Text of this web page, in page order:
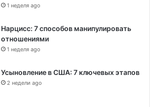
1 неделя ago
Нарцисс: 7 способов манипулировать
отношениями
1 неделя ago
Усыновление в США: 7 ключевых этапов
2 недели ago